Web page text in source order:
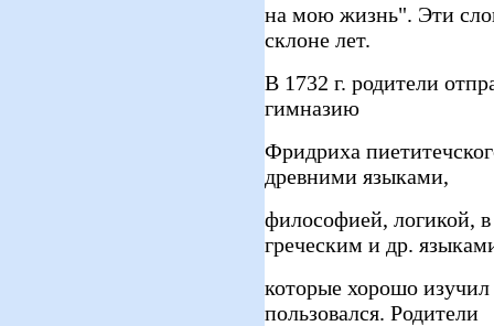
на мою жизнь". Эти
склоне лет.
В 1732 г. родители
гимназию
Фридриха
древними языками,
философией, логикой,
греческим и др.
которые хорошо
пользовался. Родители